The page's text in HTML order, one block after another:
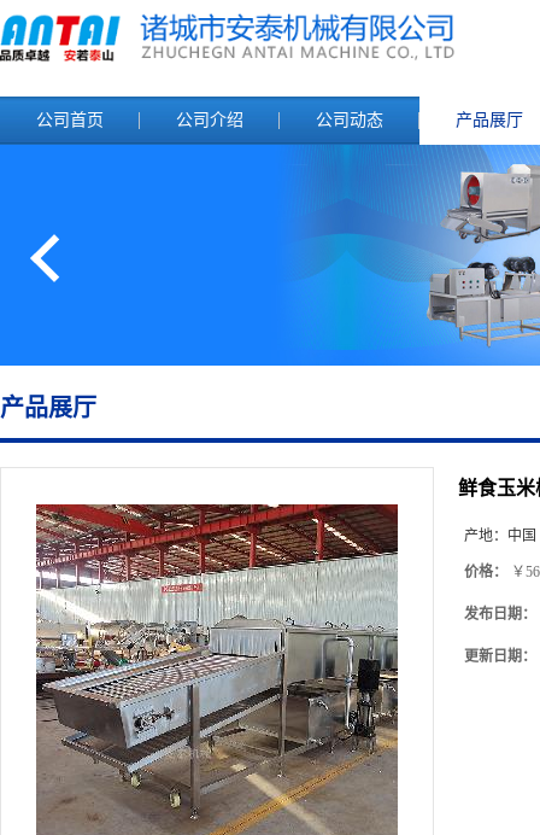
公司首页 公司介绍 公司动态 产品展厅
产品展厅
鲜食玉米
产地： 中
价格： ￥
发布日期：
更新日期：